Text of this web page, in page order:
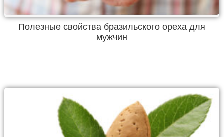
Полезные свойства бразильского ореха для
мужчин